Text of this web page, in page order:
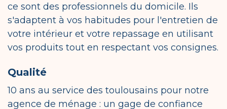
ce sont des professionnels du domicile. Ils
s'adaptent à vos habitudes pour l'entretien de
votre intérieur et votre repassage en utilisant
vos produits tout en respectant vos consignes.
Qualité
10 ans au service des toulousains pour notre
agence de ménage : un gage de confiance